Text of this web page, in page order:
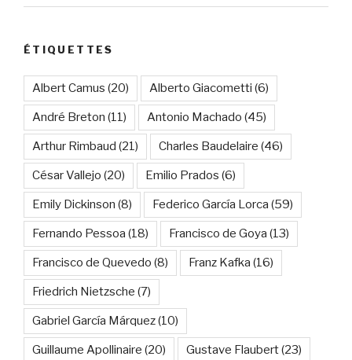
ÉTIQUETTES
Albert Camus (20) Alberto Giacometti (6)
André Breton (11) Antonio Machado (45)
Arthur Rimbaud (21) Charles Baudelaire (46)
César Vallejo (20) Emilio Prados (6)
Emily Dickinson (8) Federico García Lorca (59)
Fernando Pessoa (18) Francisco de Goya (13)
Francisco de Quevedo (8) Franz Kafka (16)
Friedrich Nietzsche (7)
Gabriel García Márquez(10)
Guillaume Apollinaire (20) Gustave Flaubert(23)